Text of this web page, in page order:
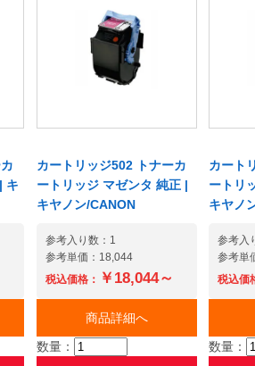
キ
カートリッジ502 トナーカ
ートリッジ マゼンタ 純正 |
キヤノン/CANON
参考入り数：1
参考単価：18,044
税込価格： ￥18,044～
商品詳細へ
数量：
カート
ートリ
キヤノ
参考入
参考単
税込価
数量：